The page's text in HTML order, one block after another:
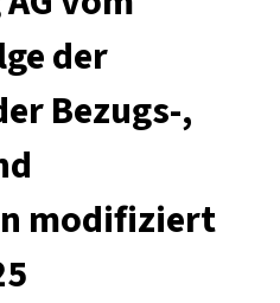
der
Bezugs-,
modifiziert